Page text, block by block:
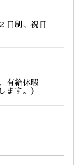
日制、祝日
有給休暇
ます。）